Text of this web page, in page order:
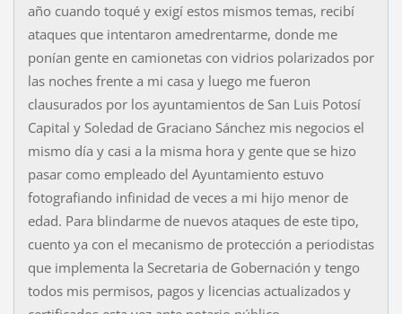
año cuando toqué y exigí estos mismos temas, recibí
ataques que intentaron amedrentarme, donde me
ponían gente en camionetas con vidrios polarizados por
las noches frente a mi casa y luego me fueron
clausurados por los ayuntamientos de San Luis Potosí
Capital y Soledad de Graciano Sánchez mis negocios el
mismo día y casi a la misma hora y gente que se hizo
pasar como empleado del Ayuntamiento estuvo
fotografiando infinidad de veces a mi hijo menor de
edad. Para blindarme de nuevos ataques de este tipo,
cuento ya con el mecanismo de protección a periodistas
que implementa la Secretaria de Gobernación y tengo
todos mis permisos, pagos y licencias actualizados y